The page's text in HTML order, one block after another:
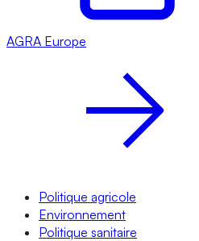
AGRA Europe
Politique agricole
Environnement
Politique sanitaire